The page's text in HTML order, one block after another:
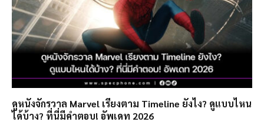
ดูหนังจักรวาล Marvel เรียงตาม Timeline ยังไง? ดูแบบไหน
ได้บ้าง? ที่นี่มีคำตอบ! อัพเดท 2026